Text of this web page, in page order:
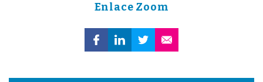
Enlace Zoom